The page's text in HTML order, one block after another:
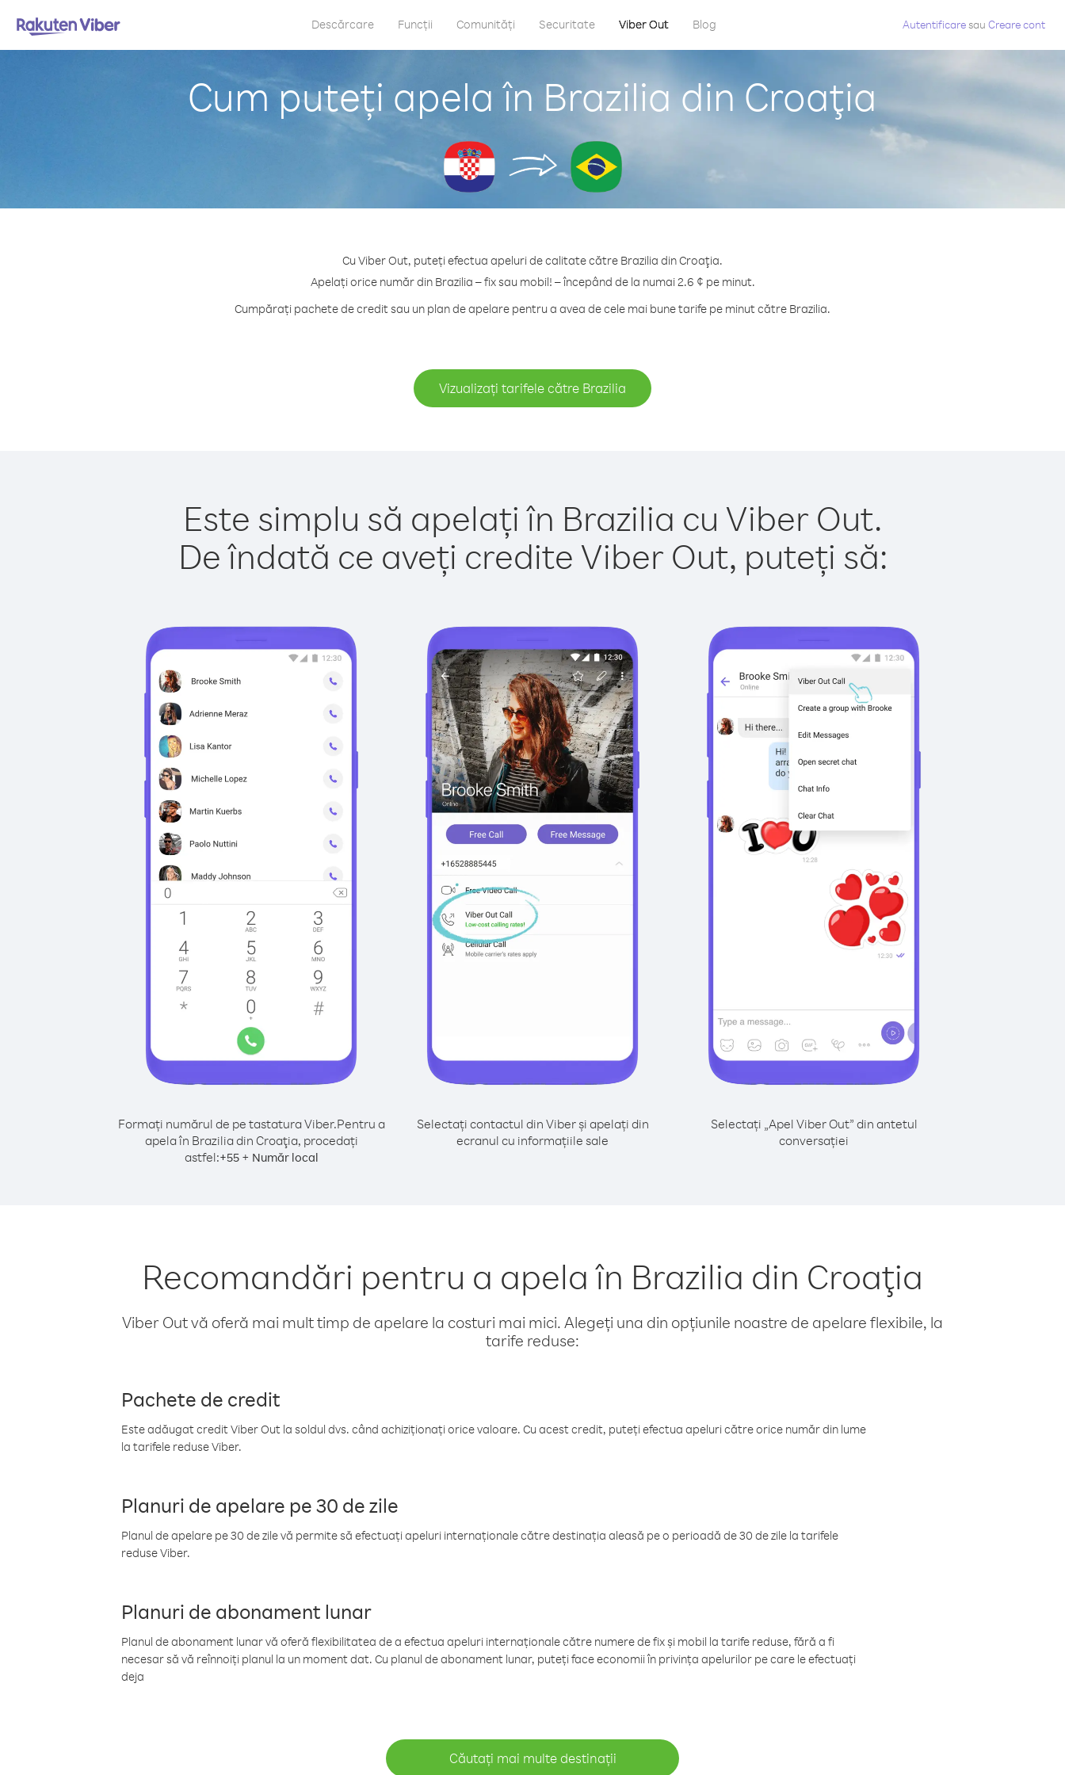
Descărcare Funcții Comunități Securitate Viber Out Blog Autentificaresau Creare cont
Cum puteți apela în Brazilia din Croaţia
Cu Viber Out, puteți efectua apeluri de calitate către Brazilia din Croaţia.
Apelați orice număr din Brazilia – fix sau mobil! – începând de la numai 2.6 ¢ pe minut.
Cumpărați pachete de credit sau un plan de apelare pentru a avea de cele mai bune tarife pe minut către Brazilia.
Vizualizați tarifele către Brazilia
Este simplu să apelați în Brazilia cu Viber Out.
De îndată ce aveți credite Viber Out, puteți să:
Formați numărul de pe tastatura Viber.Pentru a
apela în Brazilia din Croaţia, procedați
astfel:+55+ Număr local
Selectați contactul din Viber și apelați din
ecranul cu informațiile sale
Selectați „Apel Viber Out” din antetul
conversației
Recomandări pentru a apela în Brazilia din Croaţia
Viber Out vă oferă mai mult timp de apelare la costuri mai mici. Alegeți una din opțiunile noastre de apelare flexibile, la
tarife reduse:
Pachete de credit
Este adăugat credit Viber Out la soldul dvs. când achiziționați orice valoare. Cu acest credit, puteți efectua apeluri către orice număr din lume
la tarifele reduse Viber.
Planuri de apelare pe 30 de zile
Planul de apelare pe 30 de zile vă permite să efectuați apeluri internaționale către destinația aleasă pe o perioadă de 30 de zile la tarifele
reduse Viber.
Planuri de abonament lunar
Planul de abonament lunar vă oferă flexibilitatea de a efectua apeluri internaționale către numere de fix și mobil la tarife reduse, fără a fi
necesar să vă reînnoiți planul la un moment dat. Cu planul de abonament lunar, puteți face economii în privința apelurilor pe care le efectuați
deja
Căutați mai multe destinații